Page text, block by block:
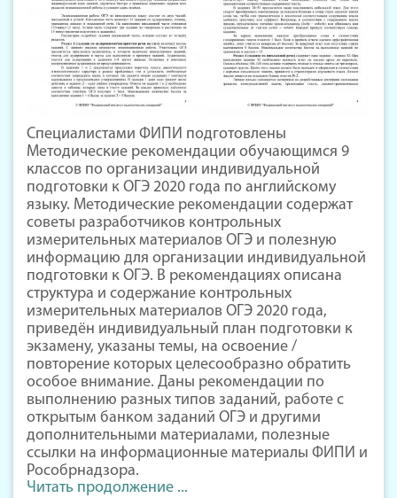
Специалистами ФИПИ подготовлены
Методические рекомендации обучающимся 9
классов по организации индивидуальной
подготовки к ОГЭ 2020 года по английскому
языку. Методические рекомендации содержат
советы разработчиков контрольных
измерительных материалов ОГЭ и полезную
информацию для организации индивидуальной
подготовки к ОГЭ. В рекомендациях описана
структура и содержание контрольных
измерительных материалов ОГЭ 2020 года,
приведён индивидуальный план подготовки к
экзамену, указаны темы, на освоение /
повторение которых целесообразно обратить
особое внимание. Даны рекомендации по
выполнению разных типов заданий, работе с
открытым банком заданий ОГЭ и другими
дополнительными материалами, полезные
ссылки на информационные материалы ФИПИ и
Рособрнадзора.
Читать продолжение ...